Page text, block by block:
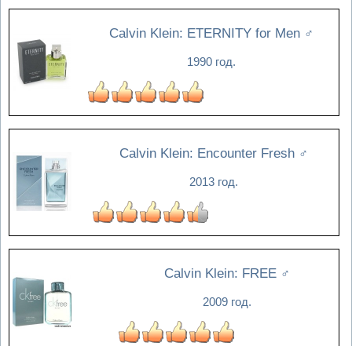
Calvin Klein: ETERNITY for Men ♂
1990 год.
Calvin Klein: Encounter Fresh ♂
2013 год.
Calvin Klein: FREE ♂
2009 год.